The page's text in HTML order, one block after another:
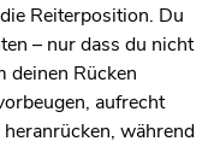
Reiterposition. Du
– nur dass du nicht
deinen Rücken
aufrecht
während